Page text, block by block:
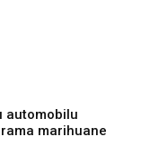
automobilu
marihuane